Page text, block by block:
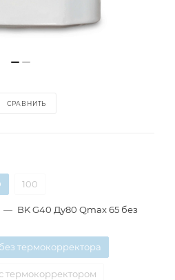
СРАВНИТЬ
100
— BK G40 Ду80 Qmax 65 без
термокорректора
термокорректором